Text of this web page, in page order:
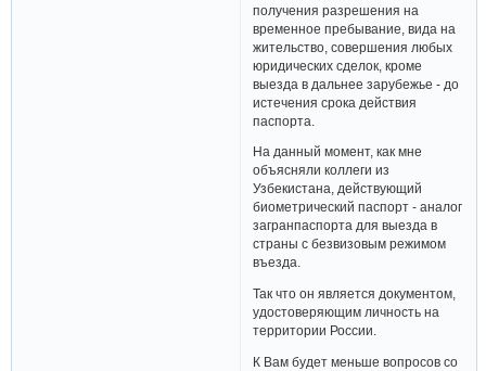
получения разрешения на
временное пребывание, вида на
жительство, совершения любых
юридических сделок, кроме
выезда в дальнее зарубежье - до
истечения срока действия
паспорта.
На данный момент, как мне
объясняли коллеги из
Узбекистана, действующий
биометрический паспорт - аналог
загранпаспорта для выезда в
страны с безвизовым режимом
въезда.
Так что он является документом,
удостоверяющим личность на
территории России.
К Вам будет меньше вопросов со